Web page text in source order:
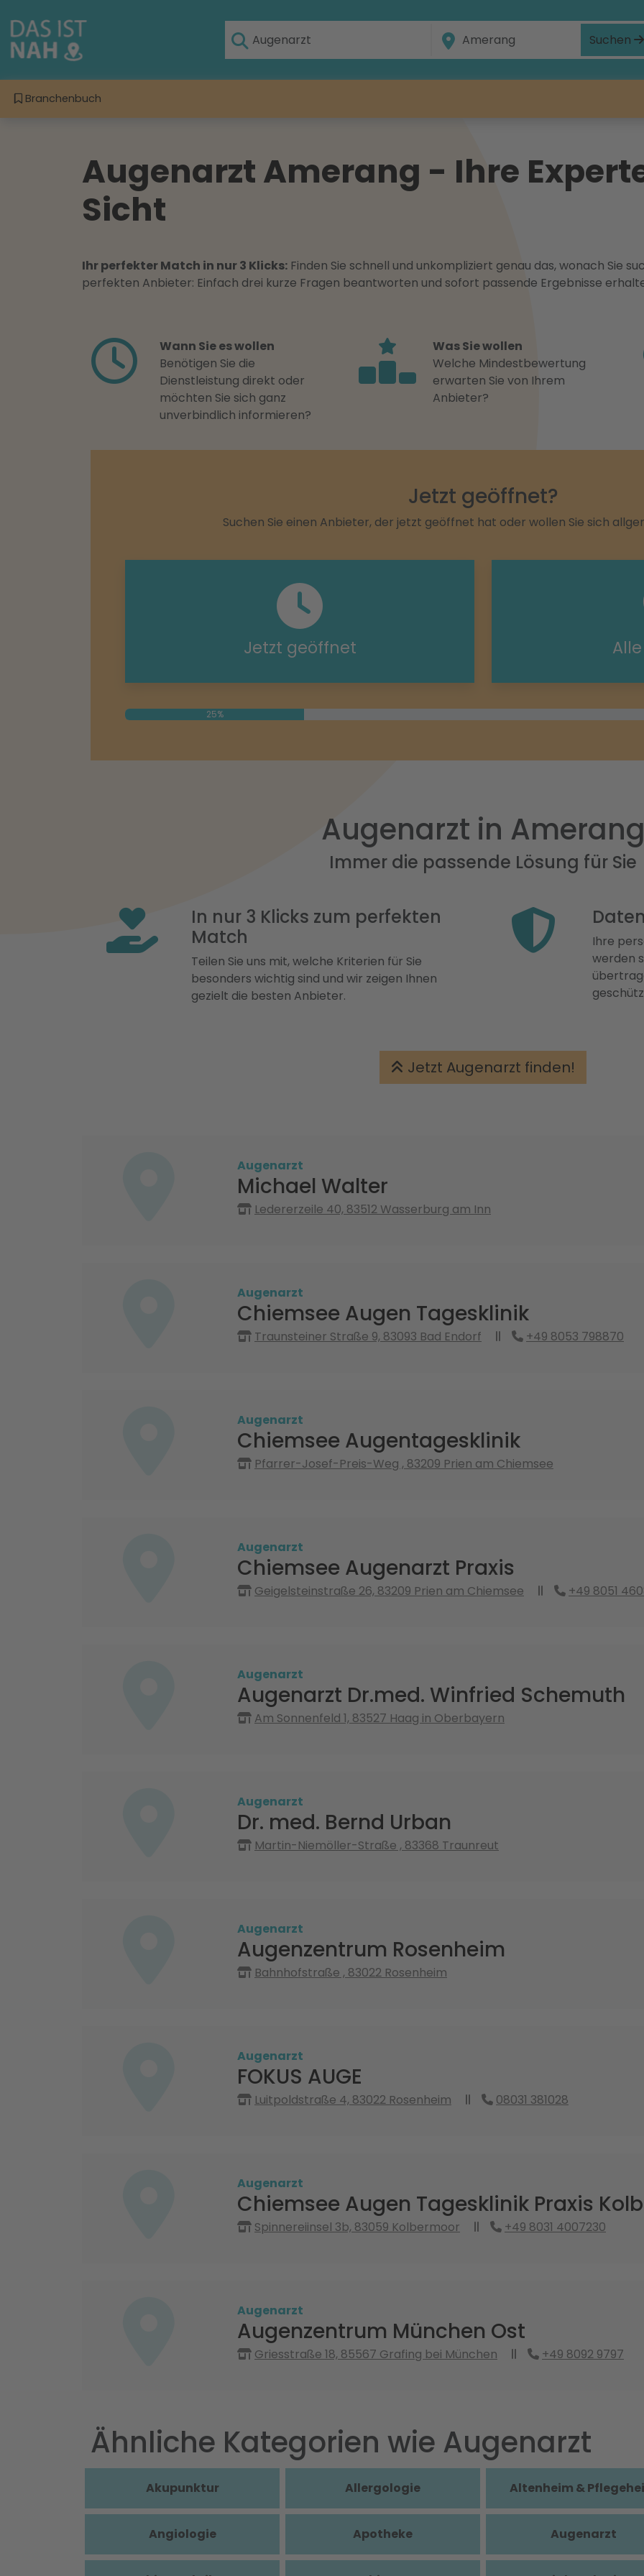
Suchen
Branchenbuch
Augenarzt Amerang - Ihre
Sicht
Ihr perfekter Match in nur 3 Klicks: Finden Sie schnell und unkompliziert genau das, wonach Sie
perfekten Anbieter: Einfach drei kurze Fragen beantworten und sofort passende Ergebnisse
Wann Sie es wollen
Benötigen Sie die
Dienstleistung direkt oder
möchten Sie sich ganz
unverbindlich informieren?
Was Sie wollen
Welche Mindestbewertung
erwarten Sie von Ihrem
Anbieter?
Jetzt geöffnet?
Suchen Sie einen Anbieter, der jetzt geöffnet hat oder wollen Sie sich
Jetzt geöffnet
25%
Augenarzt in
Immer die passende Lösung für Sie
In nur 3 Klicks zum perfekten
Match
Teilen Sie uns mit, welche Kriterien für Sie
besonders wichtig sind und wir zeigen Ihnen
gezielt die besten Anbieter.
Ihre
werden
Jetzt Augenarzt finden!
Augenarzt
Michael Walter
Ledererzeile 40, 83512 Wasserburg am Inn
Augenarzt
Chiemsee Augen Tagesklinik
Traunsteiner Straße 9, 83093 Bad Endorf +49 8053 798870
Augenarzt
Chiemsee Augentagesklinik
Pfarrer-Josef-Preis-Weg , 83209 Prien am Chiemsee
Augenarzt
Chiemsee Augenarzt Praxis
Geigelsteinstraße 26, 83209 Prien am Chiemsee +49 8051
Augenarzt
Augenarzt Dr.med. Winfried Schemuth
Am Sonnenfeld 1, 83527 Haag in Oberbayern
Augenarzt
Dr. med. Bernd Urban
Martin-Niemöller-Straße , 83368 Traunreut
Augenarzt
Augenzentrum Rosenheim
Bahnhofstraße , 83022 Rosenheim
Augenarzt
FOKUS AUGE
Luitpoldstraße 4, 83022 Rosenheim 08031 381028
Augenarzt
Chiemsee Augen Tagesklinik Praxis
Spinnereiinsel 3b, 83059 Kolbermoor +49 8031 4007230
Augenarzt
Augenzentrum München Ost
Griesstraße 18, 85567 Grafing bei München +49 8092 9797
Ähnliche Kategorien wie Augenarzt
Akupunktur Allergologie Altenheim &
Angiologie Apotheke Augenarzt